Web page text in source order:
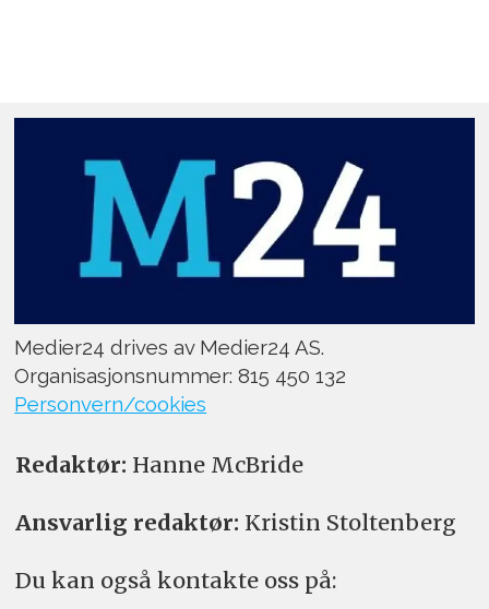
Medier24 drives av Medier24 AS.
Organisasjonsnummer: 815 450 132
Personvern/cookies
Redaktør: Hanne McBride
Ansvarlig redaktør: Kristin Stoltenberg
Du kan også kontakte oss på: